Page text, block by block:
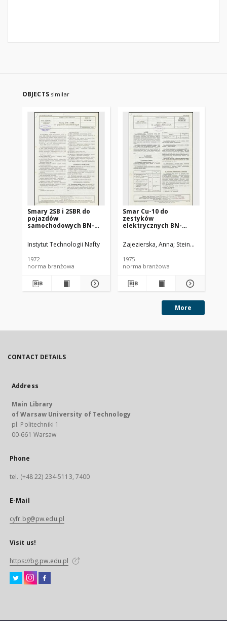
OBJECTS similar
Smary 2SB i 2SBR do
pojazdów
samochodowych BN-
Instytut Technologii Nafty
1972
norma branżowa
Smar Cu-10 do
zestyków
elektrycznych BN-
Zajezierska, Anna Steinmec,
1975
norma branżowa
More
CONTACT DETAILS
Address
Main Library
of Warsaw University of Technology
pl. Politechniki 1
00-661 Warsaw
Phone
tel. (+48 22) 234-5113, 7400
E-Mail
cyfr.bg@pw.edu.pl
Visit us!
https://bg.pw.edu.pl